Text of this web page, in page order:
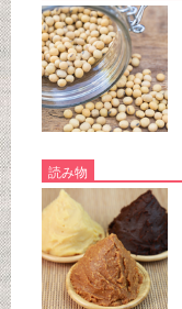
読み物